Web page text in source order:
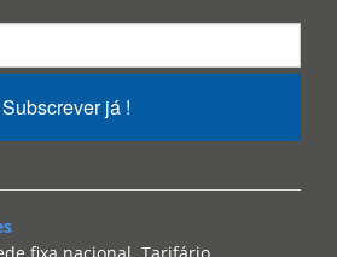
Subscrever já !